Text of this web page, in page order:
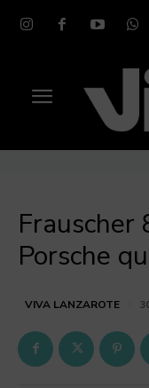
Porsche
VIVA LANZAROTE